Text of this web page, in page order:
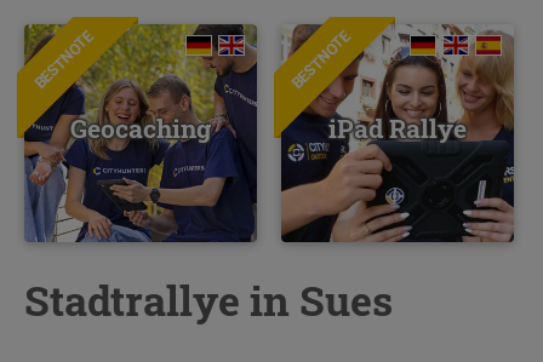
BESTNOTE
Geocaching
BESTNOTE
iPad Rallye
Stadtrallye in Sues